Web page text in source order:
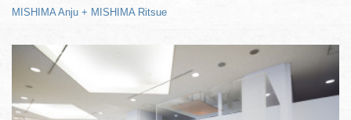
MISHIMA Anju + MISHIMA Ritsue